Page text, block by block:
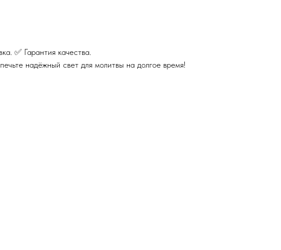
✅ Гарантия качества.
надёжный свет для молитвы на долгое время!